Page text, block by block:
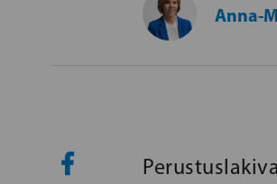
Anna-